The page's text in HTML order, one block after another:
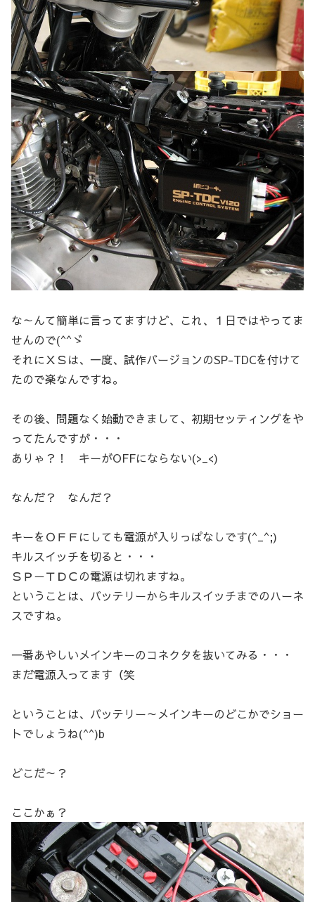
な～んて簡単に言ってますけど、これ、１日ではやってま
せんので(^^ゞ
それにＸＳは、一度、試作バージョンのSP-TDCを付けて
たので楽なんですね。
その後、問題なく始動できまして、初期セッティングをや
ってたんですが・・・
ありゃ？！ キーがOFFにならない(>_<)
なんだ？ なんだ？
キーをＯＦＦにしても電源が入りっぱなしです(^_^;)
キルスイッチを切ると・・・
ＳＰ－ＴＤＣの電源は切れますね。
ということは、バッテリーからキルスイッチまでのハーネ
スですね。
一番あやしいメインキーのコネクタを抜いてみる・・・
まだ電源入ってます（笑
ということは、バッテリー～メインキーのどこかでショー
トでしょうね(^^)b
どこだ～？
ここかぁ？